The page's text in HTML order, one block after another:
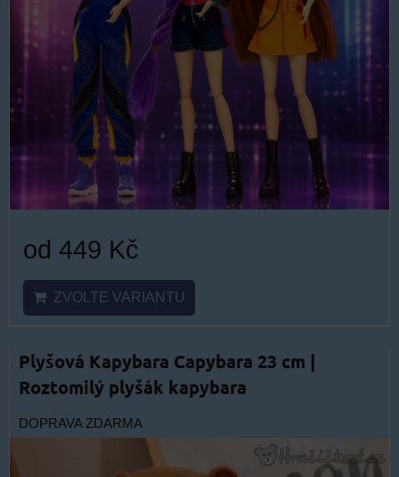
od 449 Kč
ZVOLTE VARIANTU
Plyšová Kapybara Capybara 23 cm |
Roztomilý plyšák kapybara
DOPRAVA ZDARMA